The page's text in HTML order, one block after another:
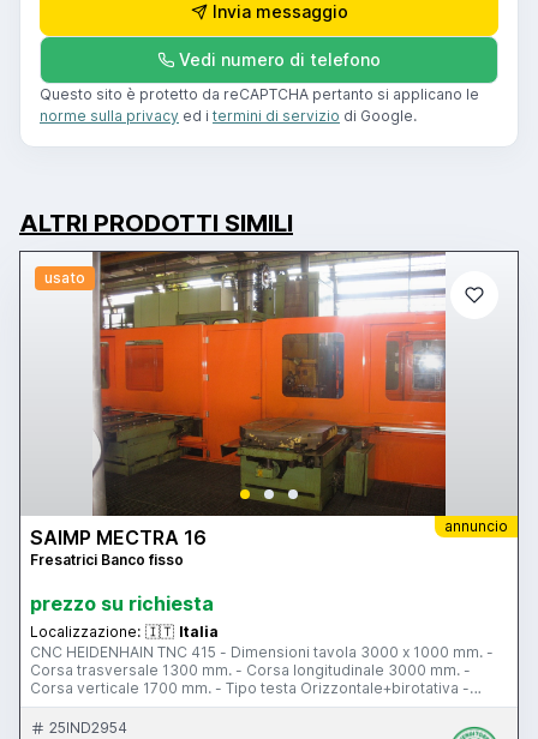
Invia messaggio
Vedi numero di telefono
Questo sito è protetto da reCAPTCHA pertanto si applicano le
norme sulla privacy ed i termini di servizio di Google.
ALTRI PRODOTTI SIMILI
usato
annuncio
SAIMP MECTRA 16
Fresatrici Banco fisso
prezzo su richiesta
Localizzazione: 🇮🇹 Italia
CNC HEIDENHAIN TNC 415 - Dimensioni tavola 3000 x 1000 mm. -
Corsa trasversale 1300 mm. - Corsa longitudinale 3000 mm. -
Corsa verticale 1700 mm. - Tipo testa Orizzontale+birotativa -
Cono ISO 50 - Potenza motore mandrino 22 Kw
25IND2954